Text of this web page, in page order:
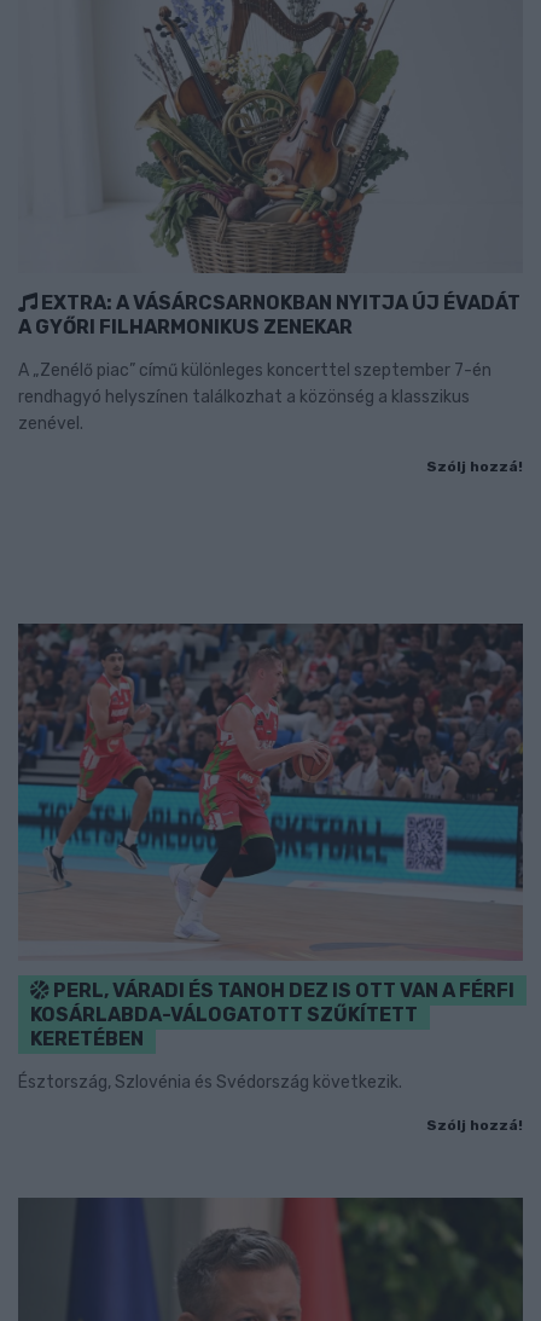
EXTRA: A VÁSÁRCSARNOKBAN NYITJA ÚJ ÉVADÁT
A GYŐRI FILHARMONIKUS ZENEKAR
A „Zenélő piac” című különleges koncerttel szeptember 7-én
rendhagyó helyszínen találkozhat a közönség a klasszikus
zenével.
Szólj hozzá!
PERL, VÁRADI ÉS TANOH DEZ IS OTT VAN A FÉRFI
KOSÁRLABDA-VÁLOGATOTT SZŰKÍTETT
KERETÉBEN
Észtország, Szlovénia és Svédország következik.
Szólj hozzá!